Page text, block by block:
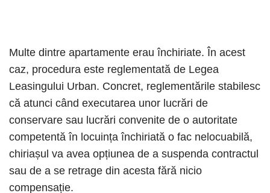
Multe dintre apartamente erau închiriate. În acest
caz, procedura este reglementată de Legea
Leasingului Urban. Concret, reglementările stabilesc
că atunci când executarea unor lucrări de
conservare sau lucrări convenite de o autoritate
competentă în locuința închiriată o fac nelocuabilă,
chiriașul va avea opțiunea de a suspenda contractul
sau de a se retrage din acesta fără nicio
compensație.